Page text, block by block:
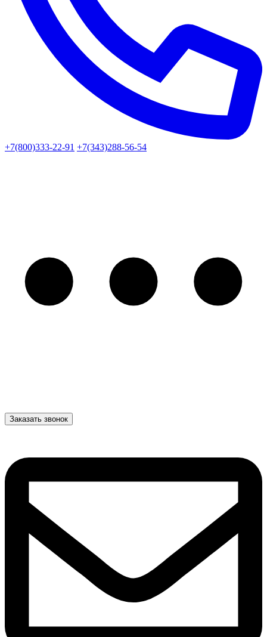
+7(800)333-22-91 +7(343)288-56-54
Заказать звонок